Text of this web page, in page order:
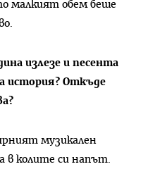
малкият обем беше
излезе и песента
история? Откъде
музикален
в колите си напът.